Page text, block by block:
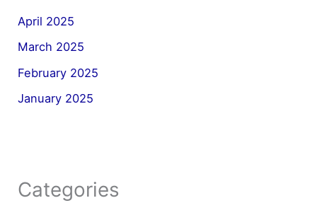
April 2025
March 2025
February 2025
January 2025
Categories